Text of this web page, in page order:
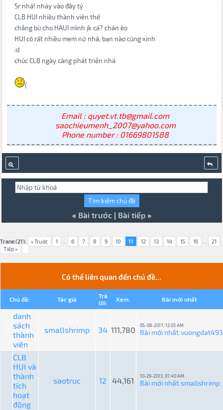
Sr nhá! nhảy vào đây tý
CLB HUI nhiều thành viên thế
chẳng bù cho HAUI mình jk cả? chán èo
HUI có rất nhiều mem nữ nhá, bạn nào cũng xinh
:d
chúc CLB ngày càng phát triển nhá
(
Email : quyet.vt.tb@gmail.com
saochieumenh_2007@yahoo.com
Phone number : 01669801588
« Bài trước| Bài tiếp»
Trang (21): « Trước 1 ... 6 7 8 9 10 11 12 13 14 15 16 ... 21
Tiếp »
Có thể liên quan đến chủ đề...
Chủ đề: Tác giả
Trả
lời:
Xem: Bài mới nhất
danh
sách
thành
viên
smallshrimp 34 111,780 05-08-2017, 12:03 AM
Bài mới nhất:vuongdat493
CLB
HUI và
thành
tích
hoạt
động
saotruc 12 44,161 10-29-2013, 07:40 AM
Bài mới nhất:smallshrimp